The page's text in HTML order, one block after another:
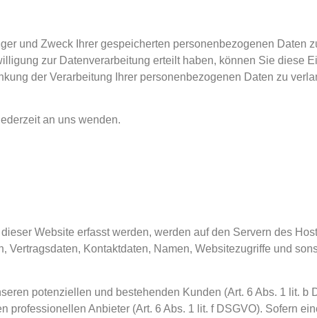
und Zweck Ihrer gespeicherten personenbezogenen Daten
zur Datenverarbeitung erteilt haben, können Sie diese
der Verarbeitung Ihrer personenbezogenen Daten zu
an uns wenden.
Website erfasst werden, werden auf den Servern des
Kontaktdaten, Namen, Websitezugriffe und
potenziellen und bestehenden Kunden (Art. 6 Abs. 1 lit. b
Anbieter (Art. 6 Abs. 1 lit. f DSGVO). Sofern